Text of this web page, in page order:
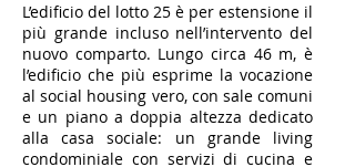
L’edificio del lotto 25 è per estensione il
più grande incluso nell’intervento del
nuovo comparto. Lungo circa 46 m, è
l’edificio che più esprime la vocazione
al social housing vero, con sale comuni
e un piano a doppia altezza dedicato
alla casa sociale: un grande living
condominiale con servizi di cucina e